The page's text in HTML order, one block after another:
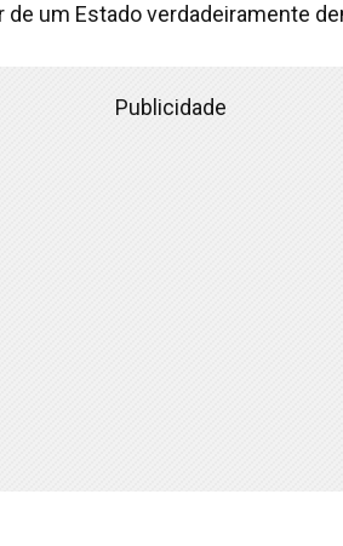
um Estado verdadeiramente
Publicidade